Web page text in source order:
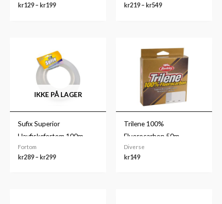
kr129 – kr199 kr219 – kr549
IKKE PÅ LAGER
Sufix Superior
Havfiskefortom 100m
Fortom
kr289 – kr299
til
kr299
Trilene 100%
Fluorocarbon 50m
Diverse
kr149